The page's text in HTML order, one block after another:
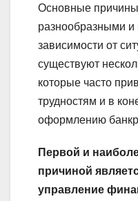
Основные причины
разнообразными и
зависимости от
существуют
которые часто
трудностям и в
оформлению
Первой и
причиной
управление